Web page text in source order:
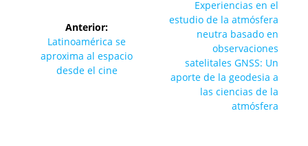
entradas
Anterior:
Entrada
anterior:
Latinoamérica se
aproxima al espacio
desde el cine
Siguiente
entrada:
Experiencias en el
estudio de la atmósfera
neutra basado en
observaciones
satelitales GNSS: Un
aporte de la geodesia a
las ciencias de la
atmósfera